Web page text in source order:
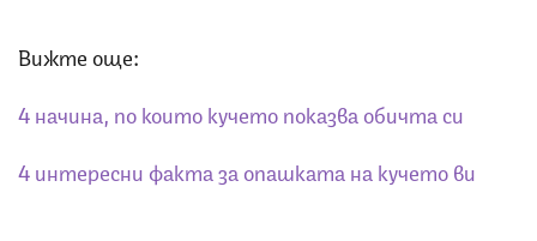
Вижте още:
4 начина, по които кучето показва обичта си
4 интересни факта за опашката на кучето ви